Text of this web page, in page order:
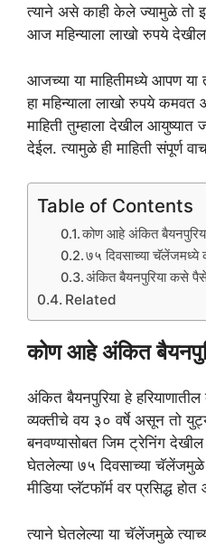
त्याने असे काही केले ज्यामुळे तो
आज महिन्याला लाखो रुपये
आजच्या या माहितीमध्ये आपण
हा महिन्याला लाखो रुपये
माहिती तुम्हाला देखील आयुष्यात
देईल. त्यामुळे ही माहिती संपूर्ण
Table of Contents
कोण आहे अंकित
७५ दिवसाच्या
अंकित बैयनपुरिया कसे
Related
कोण आहे अंकित
अंकित बैयनपुरिया हे हरियाणातील
व्यक्तीचे वय ३० वर्षे असून तो
बनवण्यासोबत जिम ट्रेनिंग देखील
घेतलेल्या ७५ दिवसाच्या चॅलेंजमुळे
मीडिया प्लॅटफॉर्म वर प्रसिद्ध
त्याने घेतलेल्या या चॅलेंजमुळे